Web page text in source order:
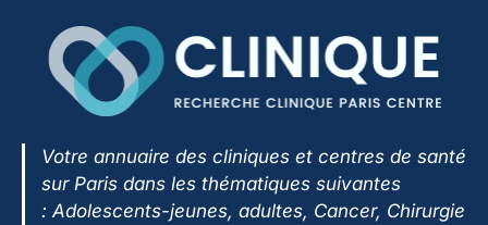
Votre annuaire des cliniques et centres de santé
sur Paris dans les thématiques suivantes
: Adolescents-jeunes, adultes, Cancer, Chirurgie